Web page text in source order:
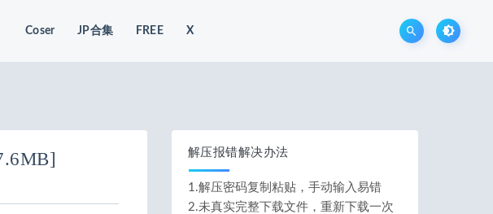
Coser JP合集 FREE X
解压报错解决办法
1.解压密码复制粘贴，手动输入易错
2.未真实完整下载文件，重新下载一次